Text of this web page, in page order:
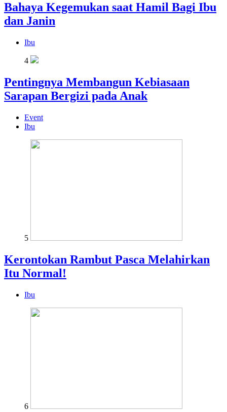
Bahaya Kegemukan saat Hamil Bagi Ibu
dan Janin
Ibu
4
Pentingnya Membangun Kebiasaan
Sarapan Bergizi pada Anak
Event
Ibu
5
Kerontokan Rambut Pasca Melahirkan
Itu Normal!
Ibu
6